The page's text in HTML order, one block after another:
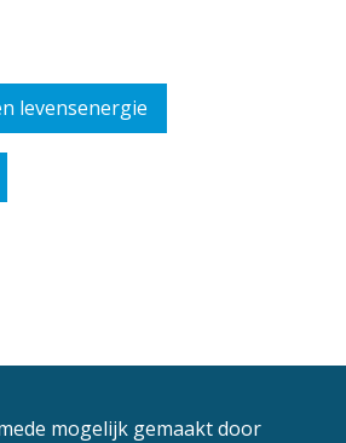
levensenergie
mogelijk gemaakt door